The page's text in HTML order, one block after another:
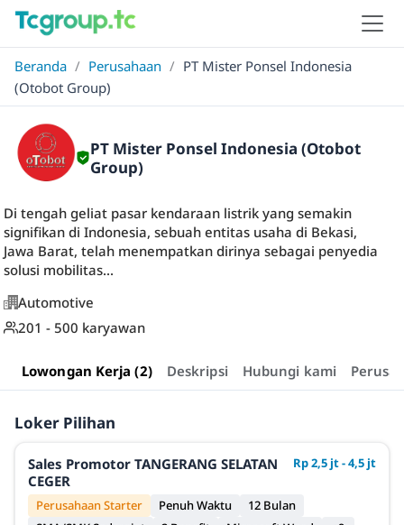
Beranda / Perusahaan / PT Mister Ponsel Indonesia
(Otobot Group)
PT Mister Ponsel Indonesia (Otobot
Group)
Di tengah geliat pasar kendaraan listrik yang semakin
signifikan di Indonesia, sebuah entitas usaha di Bekasi,
Jawa Barat, telah menempatkan dirinya sebagai penyedia
solusi mobilitas...
Automotive
201 - 500 karyawan
Lowongan Kerja (2) Deskripsi Hubungi kami
Loker Pilihan
Sales Promotor TANGERANG SELATAN
CEGER
Rp 2,5 jt - 4,5 jt
Perusahaan Starter Penuh Waktu
12 Bulan